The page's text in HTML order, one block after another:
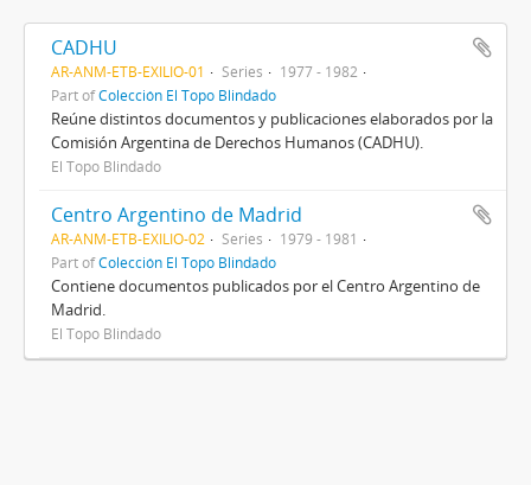
CADHU
AR-ANM-ETB-EXILIO-01 Series
1977 - 1982
Part ofColección El Topo Blindado
Reúne distintos documentos y publicaciones elaborados por la
Comisión Argentina de Derechos Humanos (CADHU).
El Topo Blindado
Centro Argentino de Madrid
AR-ANM-ETB-EXILIO-02 Series
1979 - 1981
Part ofColección El Topo Blindado
Contiene documentos publicados por el Centro Argentino de
Madrid.
El Topo Blindado